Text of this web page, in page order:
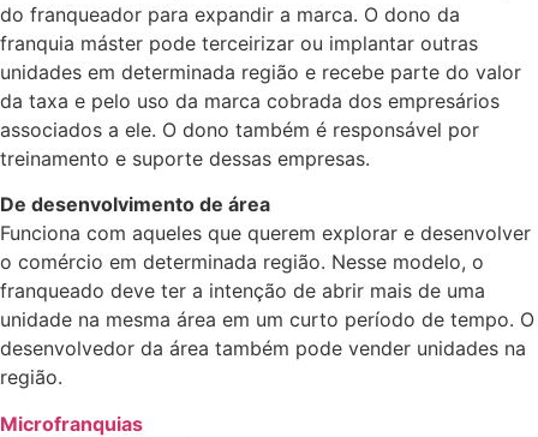
do franqueador para expandir a marca. O dono da
franquia máster pode terceirizar ou implantar outras
unidades em determinada região e recebe parte do valor
da taxa e pelo uso da marca cobrada dos empresários
associados a ele. O dono também é responsável por
treinamento e suporte dessas empresas.
De desenvolvimento de área
Funciona com aqueles que querem explorar e desenvolver
o comércio em determinada região. Nesse modelo, o
franqueado deve ter a intenção de abrir mais de uma
unidade na mesma área em um curto período de tempo. O
desenvolvedor da área também pode vender unidades na
região.
Microfranquias